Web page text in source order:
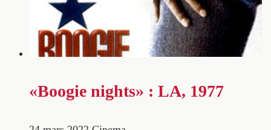
«Boogie nights» : LA, 1977